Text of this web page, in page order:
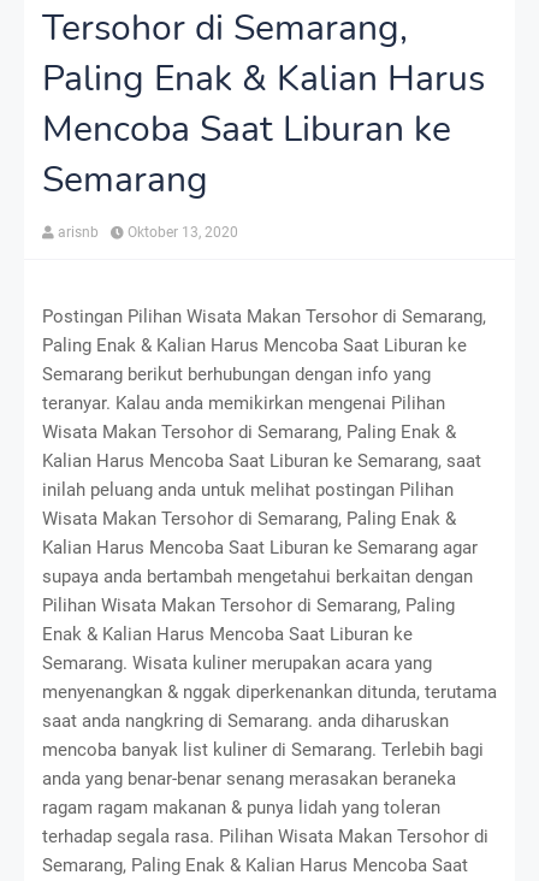
Tersohor di Semarang,
Paling Enak & Kalian Harus
Mencoba Saat Liburan ke
Semarang
arisnb Oktober 13, 2020
Postingan Pilihan Wisata Makan Tersohor di Semarang,
Paling Enak & Kalian Harus Mencoba Saat Liburan ke
Semarang berikut berhubungan dengan info yang
teranyar. Kalau anda memikirkan mengenai Pilihan
Wisata Makan Tersohor di Semarang, Paling Enak &
Kalian Harus Mencoba Saat Liburan ke Semarang, saat
inilah peluang anda untuk melihat postingan Pilihan
Wisata Makan Tersohor di Semarang, Paling Enak &
Kalian Harus Mencoba Saat Liburan ke Semarang agar
supaya anda bertambah mengetahui berkaitan dengan
Pilihan Wisata Makan Tersohor di Semarang, Paling
Enak & Kalian Harus Mencoba Saat Liburan ke
Semarang. Wisata kuliner merupakan acara yang
menyenangkan & nggak diperkenankan ditunda, terutama
saat anda nangkring di Semarang. anda diharuskan
mencoba banyak list kuliner di Semarang. Terlebih bagi
anda yang benar-benar senang merasakan beraneka
ragam ragam makanan & punya lidah yang toleran
terhadap segala rasa. Pilihan Wisata Makan Tersohor di
Semarang, Paling Enak & Kalian Harus Mencoba Saat